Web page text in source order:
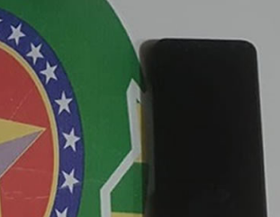
10h de domingo em jogo com cara de
de tráfico de drogas em comércio de